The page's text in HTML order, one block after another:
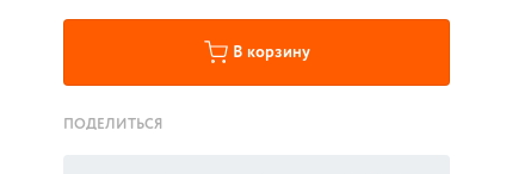
В корзину
ПОДЕЛИТЬСЯ